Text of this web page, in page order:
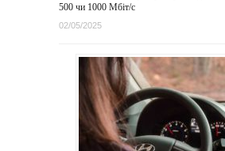
500 чи 1000 Мбіт/с
02/05/2025